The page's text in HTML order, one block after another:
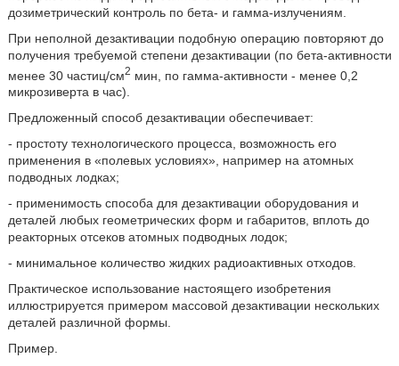
дозиметрический контроль по бета- и гамма-излучениям.
При неполной дезактивации подобную операцию повторяют до
получения требуемой степени дезактивации (по бета-активности
менее 30 частиц/см2 мин, по гамма-активности - менее 0,2
микрозиверта в час).
Предложенный способ дезактивации обеспечивает:
- простоту технологического процесса, возможность его
применения в «полевых условиях», например на атомных
подводных лодках;
- применимость способа для дезактивации оборудования и
деталей любых геометрических форм и габаритов, вплоть до
реакторных отсеков атомных подводных лодок;
- минимальное количество жидких радиоактивных отходов.
Практическое использование настоящего изобретения
иллюстрируется примером массовой дезактивации нескольких
деталей различной формы.
Пример.